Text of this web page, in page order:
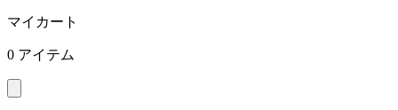
マイカート
0 アイテム